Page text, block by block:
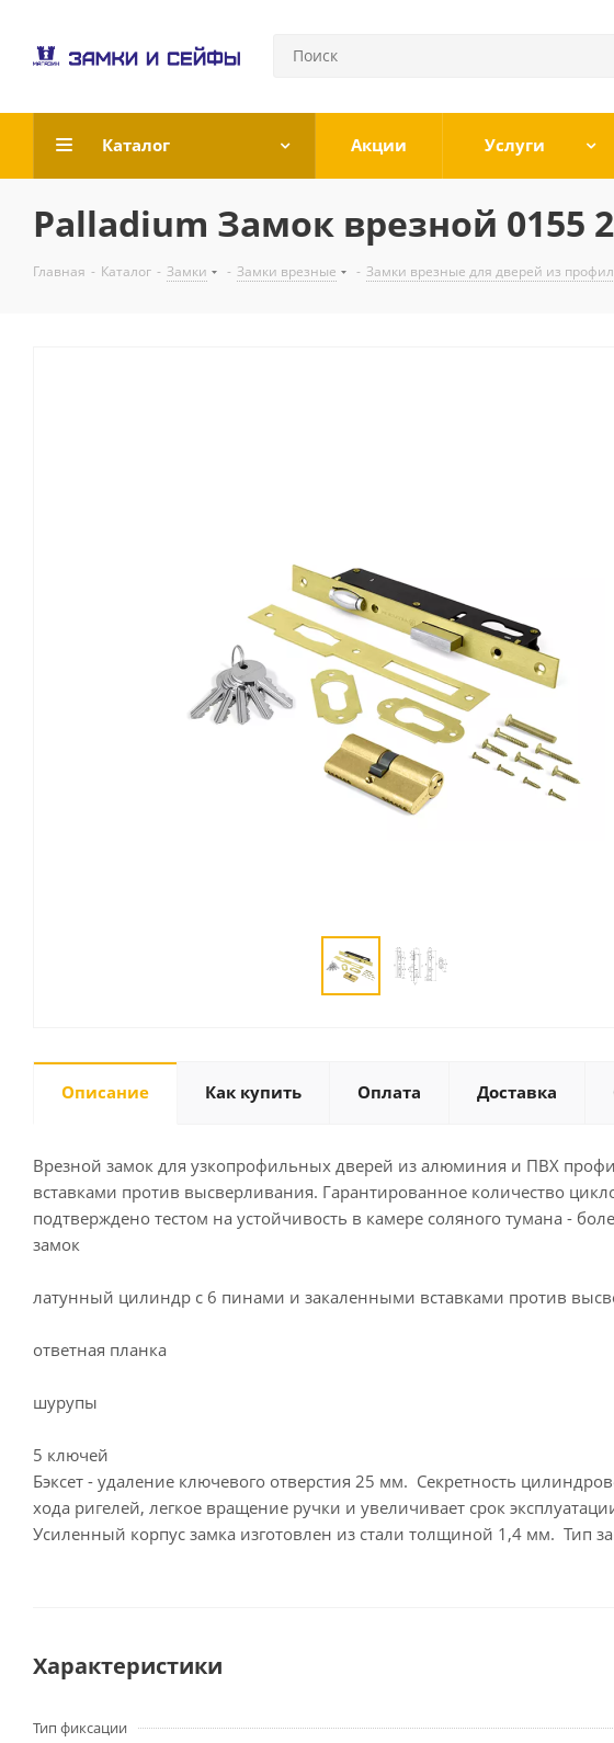
Каталог Акции Услуги
Palladium Замок врезной 0155
Главная - Каталог - Замки - Замки врезные - Замки врезные для дверей из
Описание Как купить Оплата Доставка
Врезной замок для узкопрофильных дверей из алюминия и ПВХ
вставками против высверливания. Гарантированное количество
подтверждено тестом на устойчивость в камере соляного тумана -
замок
латунный цилиндр с 6 пинами и закаленными вставками против
ответная планка
шурупы
5 ключей
Бэксет - удаление ключевого отверстия 25 мм. Секретность
хода ригелей, легкое вращение ручки и увеличивает срок
Усиленный корпус замка изготовлен из стали толщиной 1,4 мм. Тип
Характеристики
Тип фиксации